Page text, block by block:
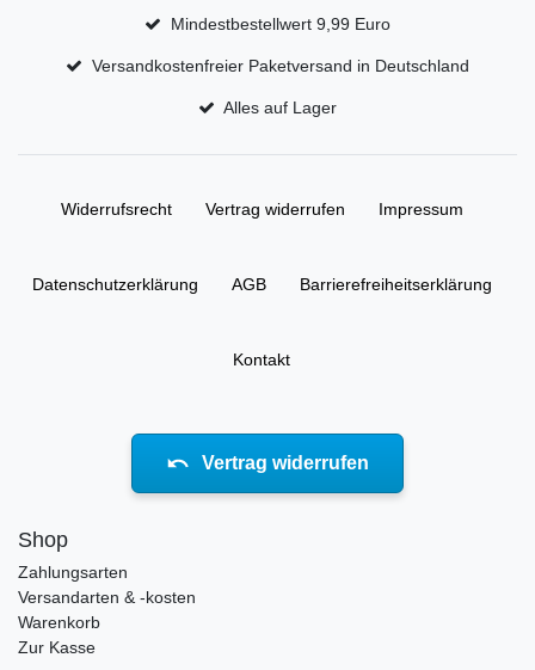
Mindestbestellwert 9,99 Euro
Versandkostenfreier Paketversand in Deutschland
Alles auf Lager
Widerrufs­recht Vertrag widerrufen Impressum
Daten­schutz­erklärung AGB Barrierefreiheitserklärung
Kontakt
Vertrag widerrufen
Shop
Zahlungsarten
Versandarten & -kosten
Warenkorb
Zur Kasse